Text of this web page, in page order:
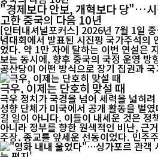
"경제보다 안보, 개혁보다 당"…
고한 중국의 다음 10년
[인터내셔널포커스] 2026년 7월 1일
념대회에서 발표된 시진핑 국가주석의
었다. 약 1만 자에 달하는 이번 연설은
보는 동시에, 향후 중국의 국정 운영 방
공산당이 어떤 방식으로 장기 집권과
극우, 이제는 단호히 맞설 때
극우 정치가 국경을 넘어 세력을 넓히
성향 단체가 미국에서 공개 활동을 벌
길 일이 아니다. 이들이 내세운 것은 정
아니라 정부를 향한 원색적인 비난, 근
주장, 종교를 앞세운 선동이었다. 민주